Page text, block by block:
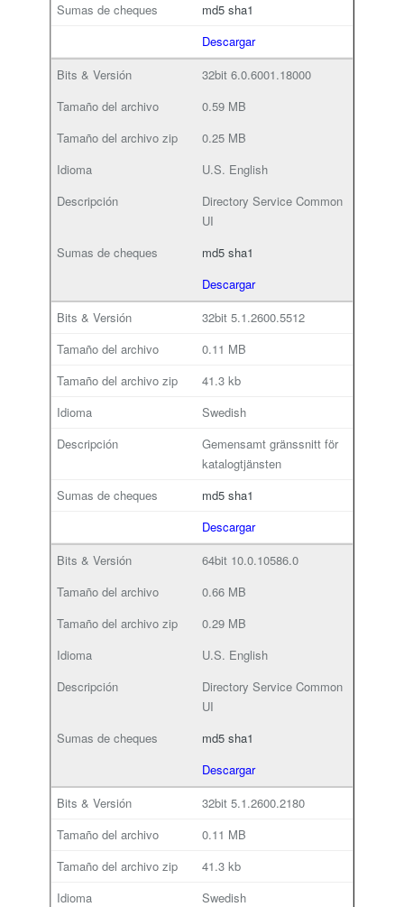
md5 sha1
Descargar
32bit 6.0.6001.18000
0.59 MB
0.25 MB
U.S. English
Directory Service Common
UI
md5 sha1
Descargar
32bit 5.1.2600.5512
0.11 MB
41.3 kb
Swedish
Gemensamt gränssnitt för
katalogtjänsten
md5 sha1
Descargar
64bit 10.0.10586.0
0.66 MB
0.29 MB
U.S. English
Directory Service Common
UI
md5 sha1
Descargar
32bit 5.1.2600.2180
0.11 MB
41.3 kb
Swedish